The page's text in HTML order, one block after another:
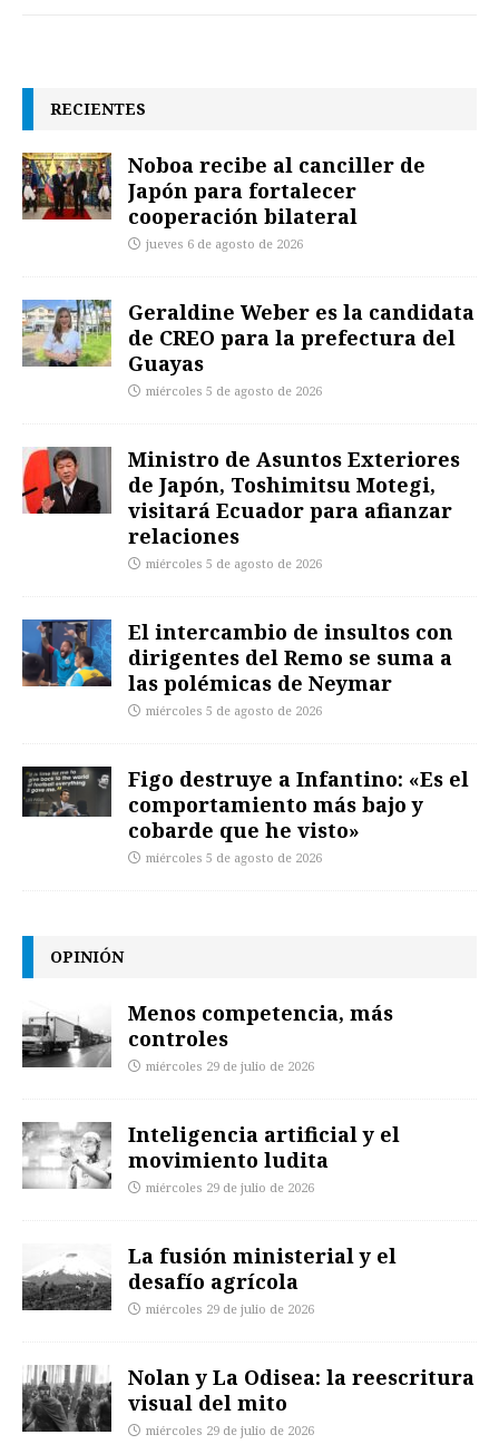
RECIENTES
Noboa recibe al canciller de
Japón para fortalecer
cooperación bilateral
jueves 6 de agosto de 2026
Geraldine Weber es la candidata
de CREO para la prefectura del
Guayas
miércoles 5 de agosto de 2026
Ministro de Asuntos Exteriores
de Japón, Toshimitsu Motegi,
visitará Ecuador para afianzar
relaciones
miércoles 5 de agosto de 2026
El intercambio de insultos con
dirigentes del Remo se suma a
las polémicas de Neymar
miércoles 5 de agosto de 2026
Figo destruye a Infantino: «Es el
comportamiento más bajo y
cobarde que he visto»
miércoles 5 de agosto de 2026
OPINIÓN
Menos competencia, más
controles
miércoles 29 de julio de 2026
Inteligencia artificial y el
movimiento ludita
miércoles 29 de julio de 2026
La fusión ministerial y el
desafío agrícola
miércoles 29 de julio de 2026
Nolan y La Odisea: la reescritura
visual del mito
miércoles 29 de julio de 2026